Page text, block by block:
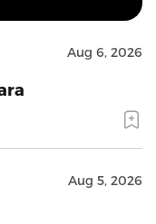
Aug 6, 2026
Aug 5, 2026